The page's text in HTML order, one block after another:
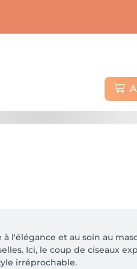
l'élégance et au soin au
Ici, le coup de ciseaux
irréprochable.